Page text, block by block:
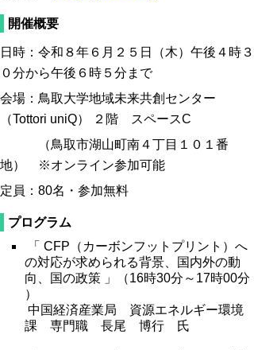
開催概要
日時：令和８年６月２５日（木）午後４時３
０分から午後６時５分まで
会場：鳥取大学地域未来共創センター
（Tottori uniQ） ２階 スペースC
（鳥取市湖山町南４丁目１０１番
地） ※オンライン参加可能
定員：80名・参加無料
プログラム
「 CFP（カーボンフットプリント）へ
の対応が求められる背景、国内外の動
向、国の政策 」（16時30分～17時00分
）
中国経済産業局 資源エネルギー環境
課 専門職 長尾 博行 氏